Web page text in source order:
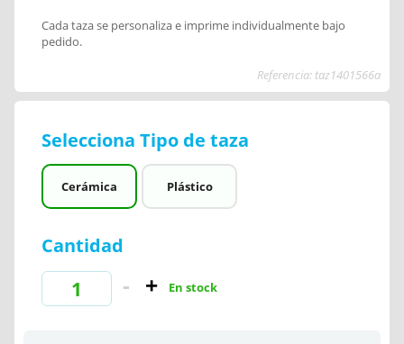
Cada taza se personaliza e imprime individualmente bajo
pedido.
Referencia: taz1401566a
Selecciona Tipo de taza
Cerámica Plástico
Cantidad
En stock